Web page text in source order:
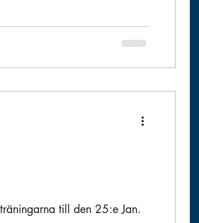
till den 25:e Jan.